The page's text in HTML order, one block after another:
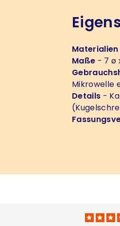
Materialien
Maße - 7 ø
Mikrowelle
Details -